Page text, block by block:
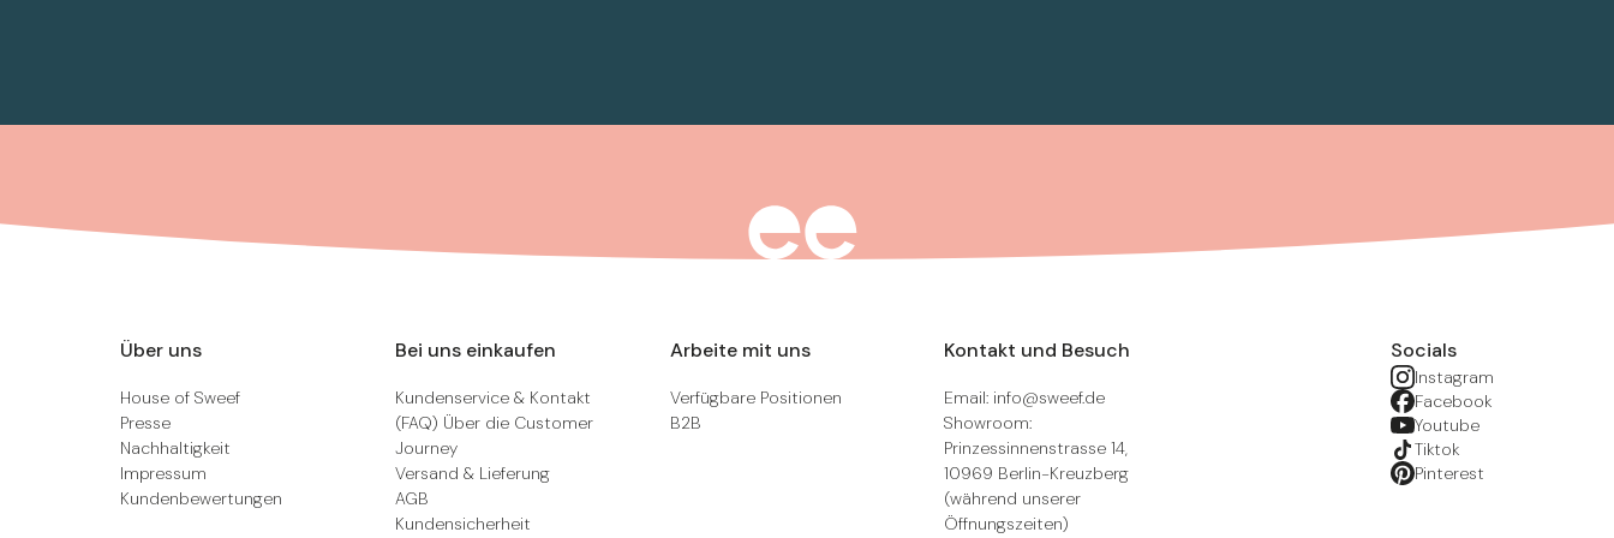
Über uns
House of Sweef
Presse
Nachhaltigkeit
Impressum
Kundenbewertungen
Bei uns einkaufen
Kundenservice & Kontakt
(FAQ) Über die Customer
Journey
Versand & Lieferung
AGB
Kundensicherheit
Arbeite mit uns
Verfügbare Positionen
B2B
Kontakt und Besuch
Email: info@sweef.de
Showroom:
Prinzessinnenstrasse 14,
10969 Berlin-Kreuzberg
(während unserer
Öffnungszeiten)
Socials
Instagram
Facebook
Youtube
Tiktok
Pinterest